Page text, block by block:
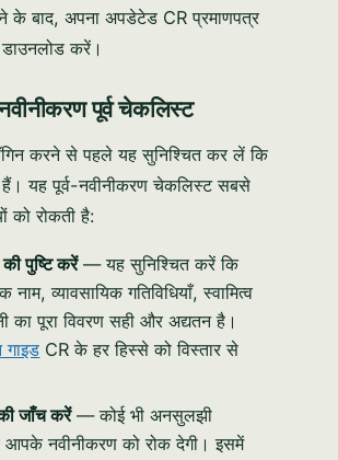
के बाद, अपना अपडेटेड CR प्रमाणपत्र
डाउनलोड करें।
पूर्व चेकलिस्ट
करने से पहले यह सुनिश्चित कर लें कि
हैं। यह पूर्व-नवीनीकरण चेकलिस्ट सबसे
को रोकती है:
पुष्टि करें— यह सुनिश्चित करें कि
नाम, व्यावसायिक गतिविधियाँ, स्वामित्व
का पूरा विवरण सही और अद्यतन है।
गाइड CR के हर हिस्से को विस्तार से
जाँच करें— कोई भी अनसुलझी
आपके नवीनीकरण को रोक देगी। इसमें